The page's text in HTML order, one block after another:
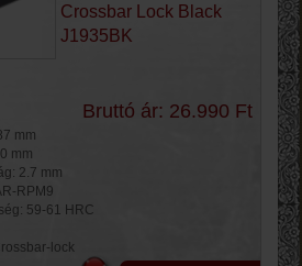
Crossbar Lock Black
J1935BK
Bruttó ár: 26.990 Ft
mm
mm
2.7 mm
RPM9
59-61 HRC
lock